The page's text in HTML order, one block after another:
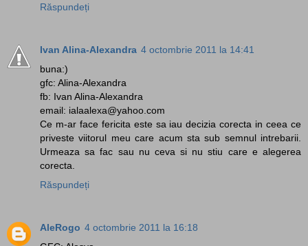
Răspundeți
Ivan Alina-Alexandra 4 octombrie 2011 la 14:41
buna:)
gfc: Alina-Alexandra
fb: Ivan Alina-Alexandra
email: ialaalexa@yahoo.com
Ce m-ar face fericita este sa iau decizia corecta in ceea ce
priveste viitorul meu care acum sta sub semnul intrebarii.
Urmeaza sa fac sau nu ceva si nu stiu care e alegerea
corecta.
Răspundeți
AleRogo 4 octombrie 2011 la 16:18